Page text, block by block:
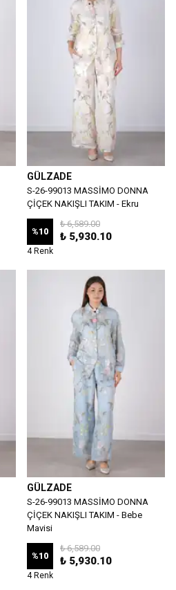
GÜLZADE
S-26-99013 MASSİMO DONNA
ÇİÇEK NAKIŞLI TAKIM - Ekru
%10
₺ 6,589.00
₺ 5,930.10
4 Renk
GÜLZADE
S-26-99013 MASSİMO DONNA
ÇİÇEK NAKIŞLI TAKIM - Bebe
Mavisi
%10
₺ 6,589.00
₺ 5,930.10
4 Renk